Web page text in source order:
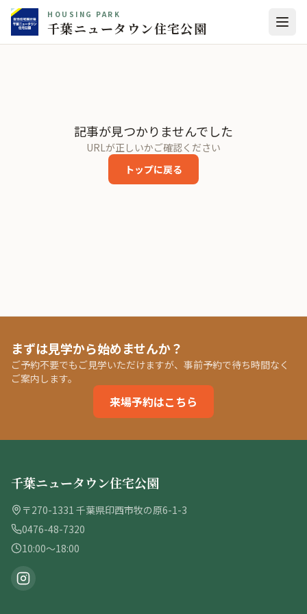
HOUSING PARK
千葉ニュータウン住宅公園
記事が見つかりませんでした
URLが正しいかご確認ください
トップに戻る
まずは見学から始めませんか？
ご予約不要でもご見学いただけますが、事前予約で待ち時間なく
ご案内します。
来場予約はこちら
千葉ニュータウン住宅公園
〒270-1331 千葉県印西市牧の原6-1-3
0476-48-7320
10:00〜18:00